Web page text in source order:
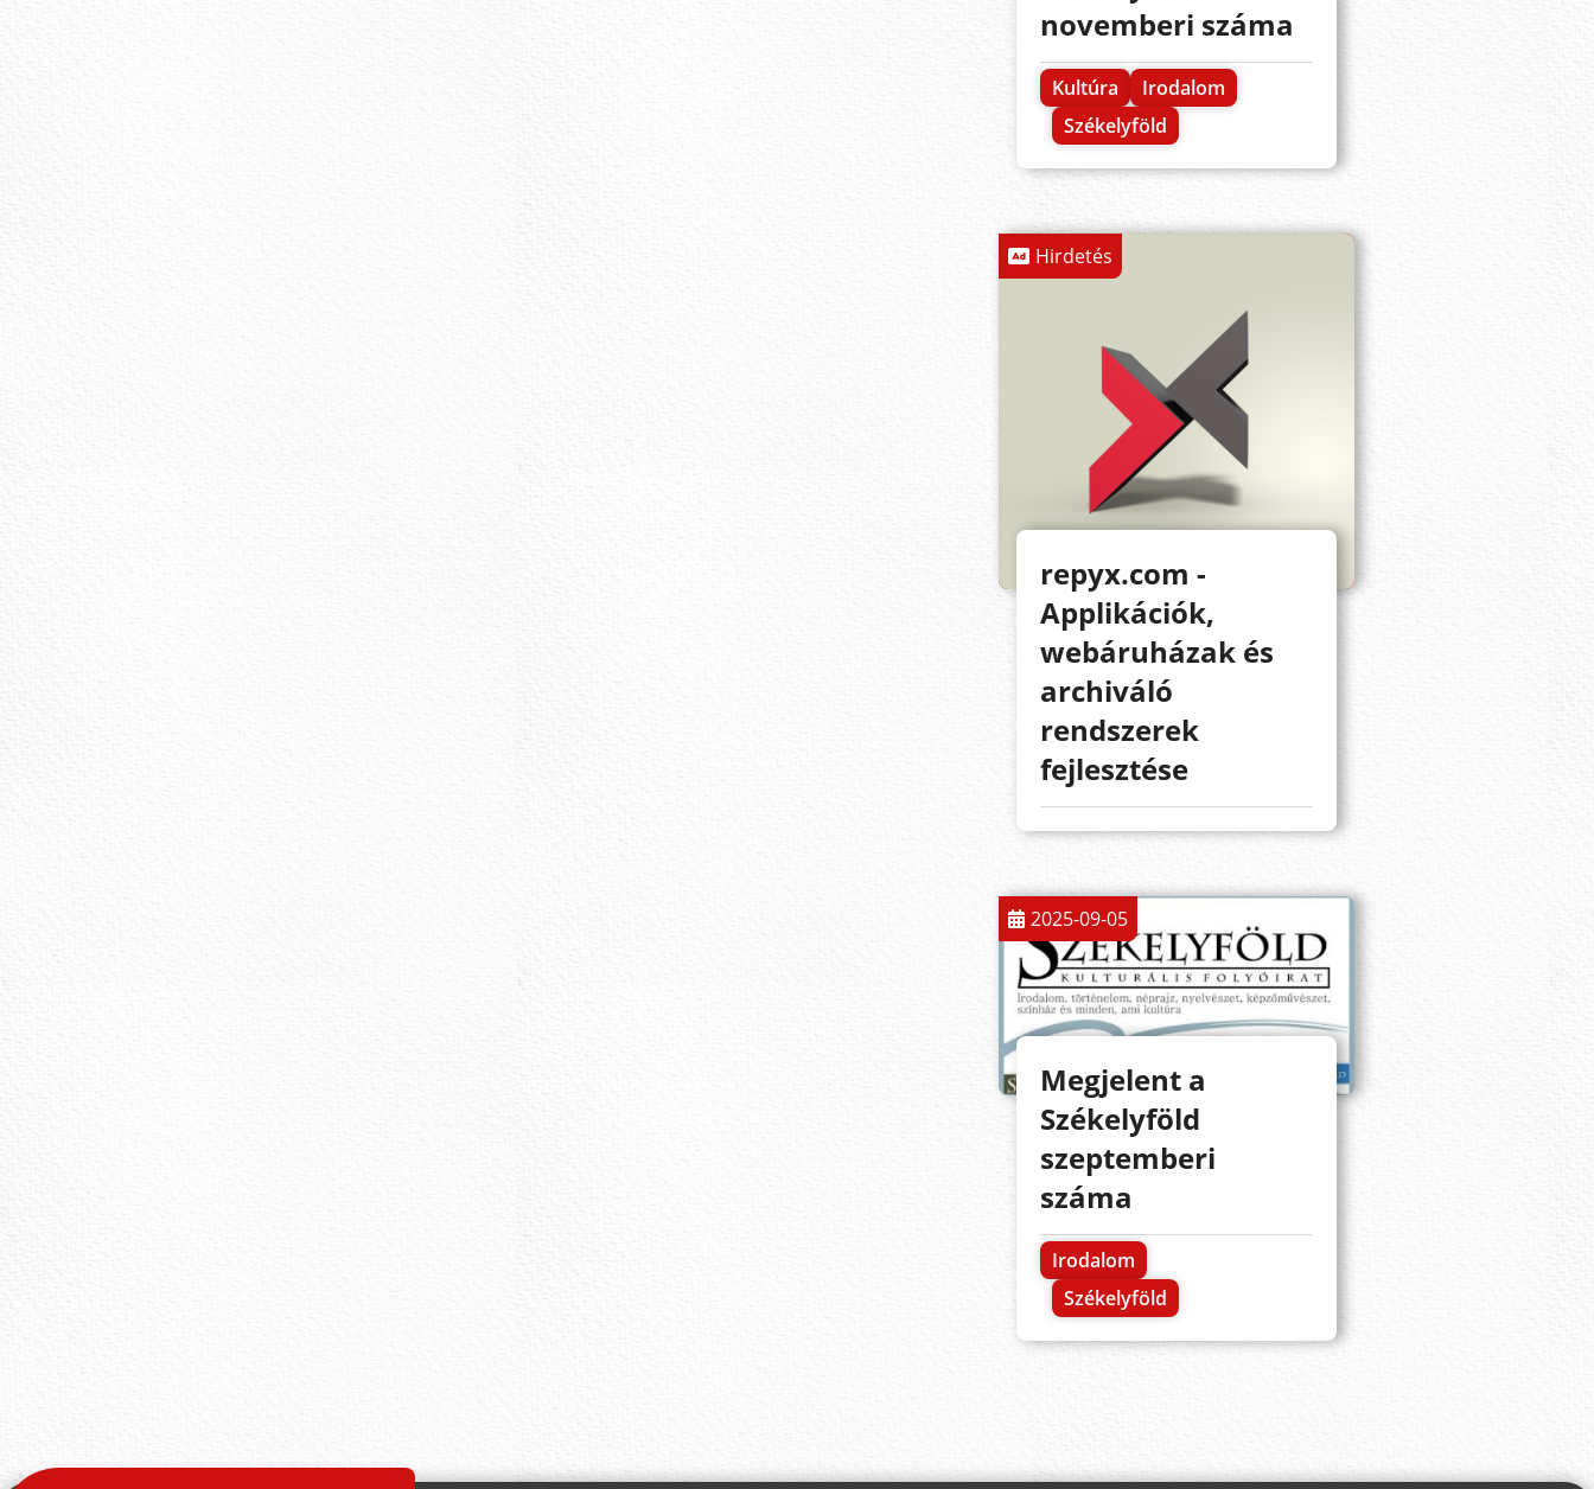
novemberi száma
Kultúra
Irodalom
Székelyföld
Hirdetés
repyx.com -
Applikációk,
webáruházak és
archiváló
rendszerek
fejlesztése
2025-09-05
Megjelent a
Székelyföld
szeptemberi
száma
Irodalom
Székelyföld